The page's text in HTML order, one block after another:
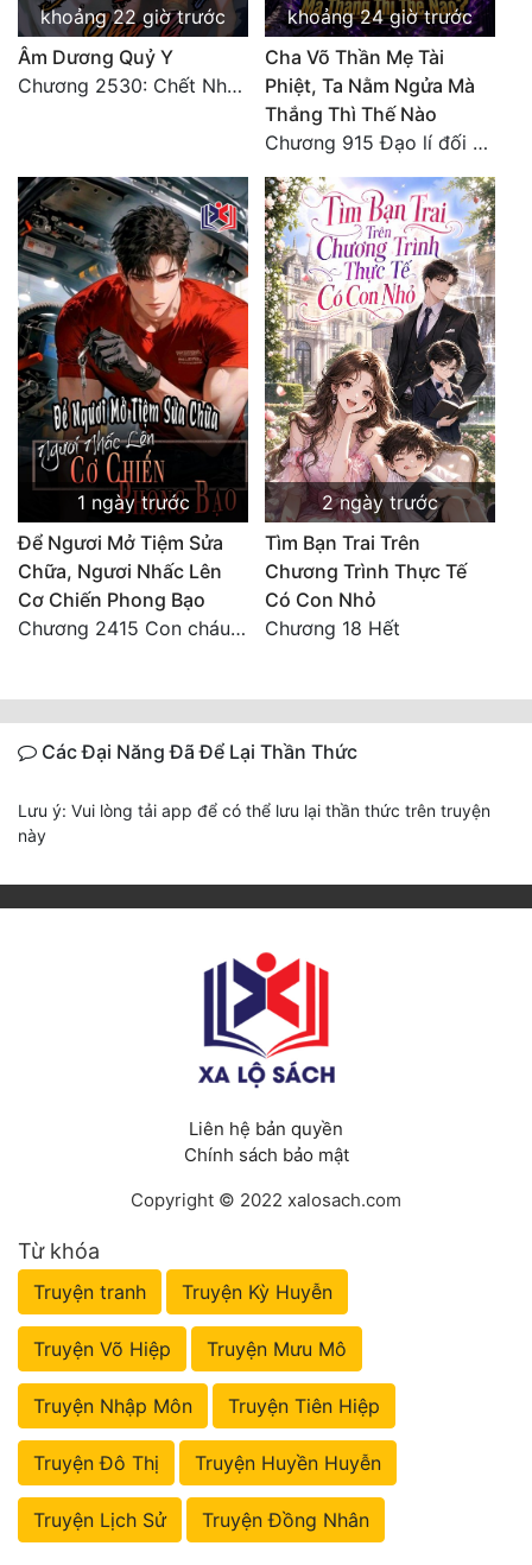
khoảng 22 giờ trước
Âm Dương Quỷ Y
Chương 2530: Chết Như Thế Nào
khoảng 24 giờ trước
Cha Võ Thần Mẹ Tài
Phiệt, Ta Nằm Ngửa Mà
Thắng Thì Thế Nào
Chương 915 Đạo lí đối nhân xử thế! Ta biết làm cơm là chuyện rất kỳ quái sao?
1 ngày trước
Để Ngươi Mở Tiệm Sửa
Chữa, Ngươi Nhấc Lên
Cơ Chiến Phong Bạo
Chương 2415 Con cháu bất hiếu!! Mời cùng lên đường!!
2 ngày trước
Tìm Bạn Trai Trên
Chương Trình Thực Tế
Có Con Nhỏ
Chương 18 Hết
Các Đại Năng Đã Để Lại Thần Thức
Lưu ý: Vui lòng tải app để có thể lưu lại thần thức trên truyện
này
Liên hệ bản quyền
Chính sách bảo mật
Copyright © 2022 xalosach.com
Từ khóa
Truyện tranh Truyện Kỳ Huyễn
Truyện Võ Hiệp Truyện Mưu Mô
Truyện Nhập Môn Truyện Tiên Hiệp
Truyện Đô Thị Truyện Huyền Huyễn
Truyện Lịch Sử Truyện Đồng Nhân